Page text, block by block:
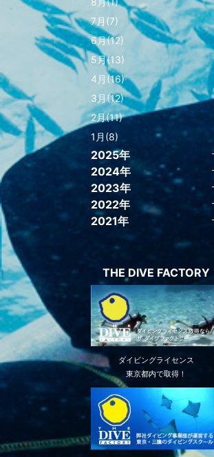
7月(7)
6月(12)
5月(13)
4月(16)
3月(12)
2月(11)
1月(8)
2025年
2024年
2023年
2022年
2021年
THE DIVE FACTORY
ダイビングライセンス
東京都内で取得！